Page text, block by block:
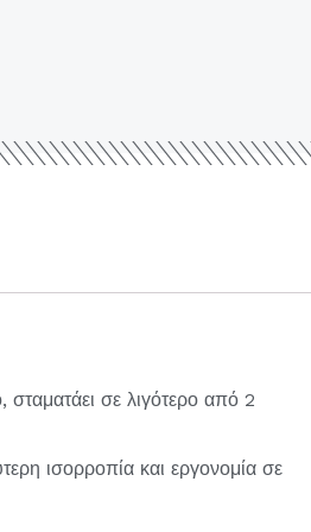
σε λιγότερο από 2
ισορροπία και εργονομία σε